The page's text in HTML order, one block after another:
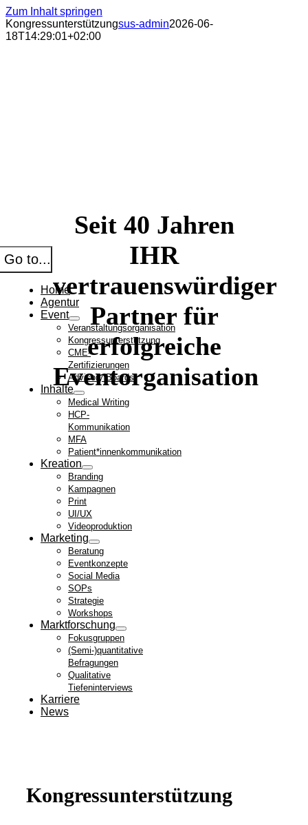
Zum Inhalt springen
Go to...
Home
Agentur
Event
Veranstaltungsorganisation
Kongressunterstützung
CME-
Zertifizierungen
Advisory Boards
Inhalte
Medical Writing
HCP-
Kommunikation
MFA
Patient*innenkommunikation
Kreation
Branding
Kampagnen
Print
UI/UX
Videoproduktion
Marketing
Beratung
Eventkonzepte
Social Media
SOPs
Strategie
Workshops
Marktforschung
Fokusgruppen
(Semi-)quantitative
Befragungen
Qualitative
Tiefeninterviews
Karriere
News
Kongressunterstützungsus-admin2026-06-
18T14:29:01+02:00
Seit 40 Jahren
IHR
vertrauenswürdiger
Partner für
erfolgreiche
Eventorganisation
Kongressunterstützung